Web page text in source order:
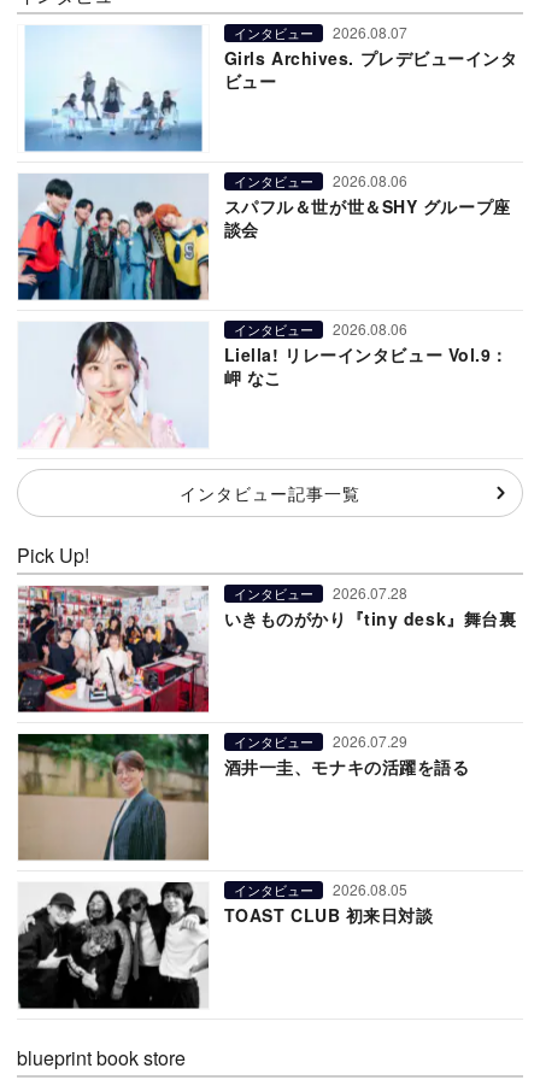
インタビュー 2026.08.07
Girls Archives. プレデビューインタ
ビュー
インタビュー 2026.08.06
スパフル＆世が世＆SHY グループ座
談会
インタビュー 2026.08.06
Liella! リレーインタビュー Vol.9：
岬 なこ
インタビュー記事一覧
Pick Up!
インタビュー 2026.07.28
いきものがかり『tiny desk』舞台裏
インタビュー 2026.07.29
酒井一圭、モナキの活躍を語る
インタビュー 2026.08.05
TOAST CLUB 初来日対談
blueprint book store